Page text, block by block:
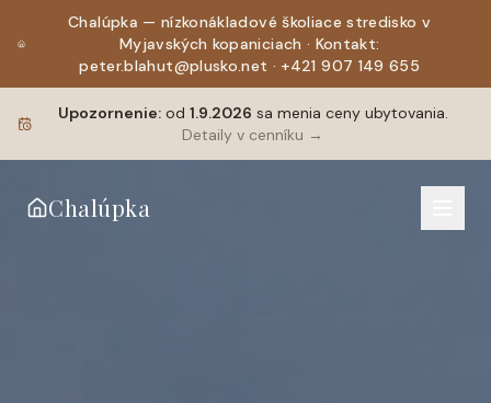
Chalúpka — nízkonákladové školiace stredisko v
Myjavských kopaniciach · Kontakt:
peter.blahut@plusko.net · +421 907 149 655
Upozornenie:od 1.9.2026 sa menia ceny ubytovania.
Detaily v cenníku →
Chalúpka